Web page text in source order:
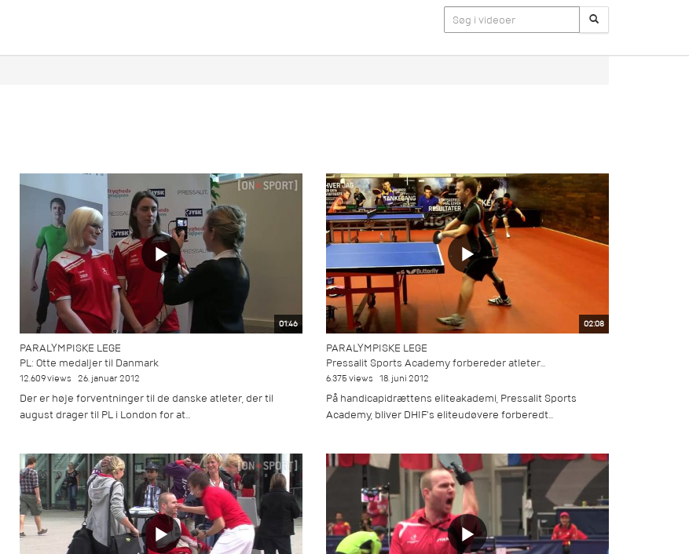
01:46
PARALYMPISKE LEGE
PL: Otte medaljer til Danmark
12.609 views 26. januar 2012
Der er høje forventninger til de danske atleter, der til
august drager til PL i London for at...
02:08
PARALYMPISKE LEGE
Pressalit Sports Academy forbereder atleter...
6.375 views 18. juni 2012
På handicapidrættens eliteakademi, Pressalit Sports
Academy, bliver DHIF’s eliteudøvere forberedt...